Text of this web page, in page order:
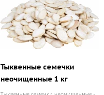
Тыквенные семечки
неочищенные 1 кг